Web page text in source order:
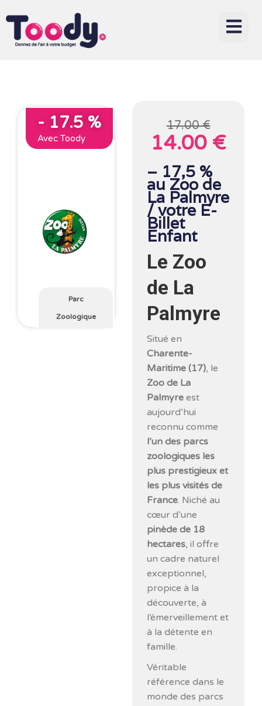
- 17.5 %
Avec Toody
Parc
Zoologique
17.00 €
14.00 €
– 17,5 %
au Zoo de
La Palmyre
/ votre E-
Billet
Enfant
Le Zoo
de La
Palmyre
Situé en
Charente-
Maritime (17), le
Zoo de La
Palmyre est
aujourd’hui
reconnu comme
l’un des parcs
zoologiques les
plus prestigieux et
les plus visités de
France. Niché au
cœur d’une
pinède de 18
hectares, il offre
un cadre naturel
exceptionnel,
propice à la
découverte, à
l’émerveillement et
à la détente en
famille.
Véritable
référence dans le
monde des parcs